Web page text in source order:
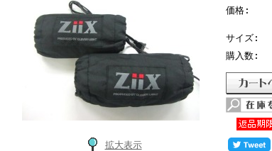
拡大表示
価格:
サイズ:
購入数: